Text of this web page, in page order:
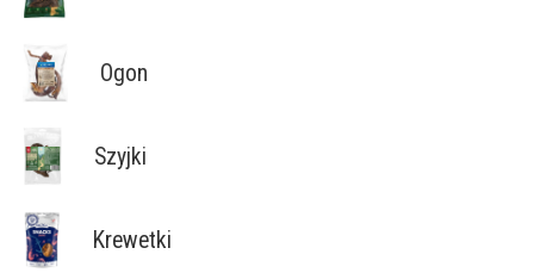
Ogon
Szyjki
Krewetki